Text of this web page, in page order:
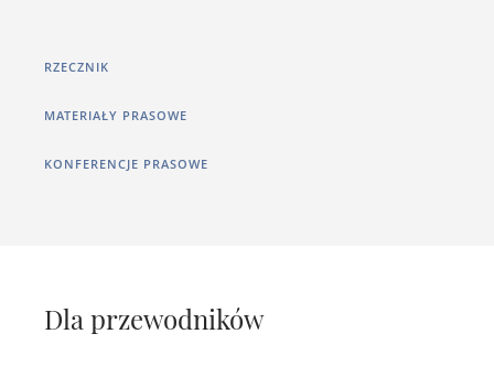
RZECZNIK
MATERIAŁY PRASOWE
KONFERENCJE PRASOWE
Dla przewodników